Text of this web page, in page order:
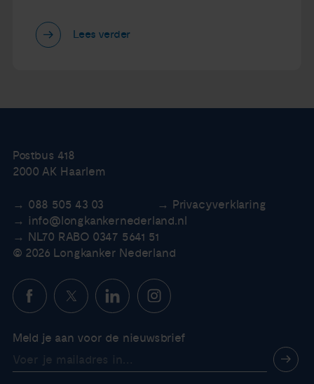
Lees verder
Postbus 418
2000 AK Haarlem
088 505 43 03
Privacyverklaring
info@longkankernederland.nl
NL70 RABO 0347 5641 51
© 2026 Longkanker Nederland
Meld je aan voor de nieuwsbrief